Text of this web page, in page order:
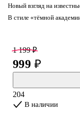
Новый взгляд на
В стиле «тёмной
сюжета — сирота
опасности, пока
древнегреческие
линией, жёсткой иера
1 199 ₽
999 ₽
204
В наличии